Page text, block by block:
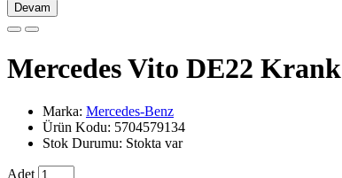
Devam
Mercedes Vito DE22 Krank
Marka: Mercedes-Benz
Ürün Kodu: 5704579134
Stok Durumu: Stokta var
Adet